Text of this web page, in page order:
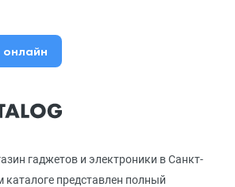
гаджетов и электроники в Санкт-
каталоге представлен полный
онлайн